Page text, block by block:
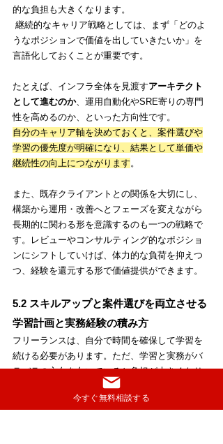
的な負担も大きくなります。
継続的なキャリア戦略としては、まず「どのよ
うなポジションで価値を出していきたいか」を
言語化しておくことが重要です。
たとえば、インフラ全体を見渡すアーキテクト
として進むのか、運用自動化やSRE寄りの専門
性を高めるのか、といった方向性です。
自分のキャリア軸を決めておくと、案件選びや
学習の優先度が明確になり、結果として単価や
継続性の向上につながります。
また、既存クライアントとの関係を大切にし、
構築から運用・改善へとフェーズを変えながら
長期的に関わる形を意識するのも一つの戦略で
す。レビューやコンサルティング的なポジショ
ンにシフトしていけば、体力的な負荷を抑えつ
つ、経験を還元する形で価値提供ができます。
5.2 スキルアップと案件選びを両立させる
学習計画と実務経験の積み方
フリーランスは、自分で時間を確保して学習を
続ける必要があります。ただ、学習と実務がバ
ラバラの方向を向いていると負担が大きくなり
やすいです。できるだけ「今後伸ばしたいスキ
ルを、実務で試しながら身につける」形を目指
今すぐ無料相談する